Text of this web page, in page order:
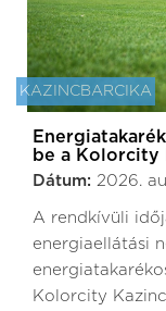
KAZINCBARCIKA
be a Kolorcity
Dátum: 2026.
A rendkívüli
energiaellátási
Kolorcity